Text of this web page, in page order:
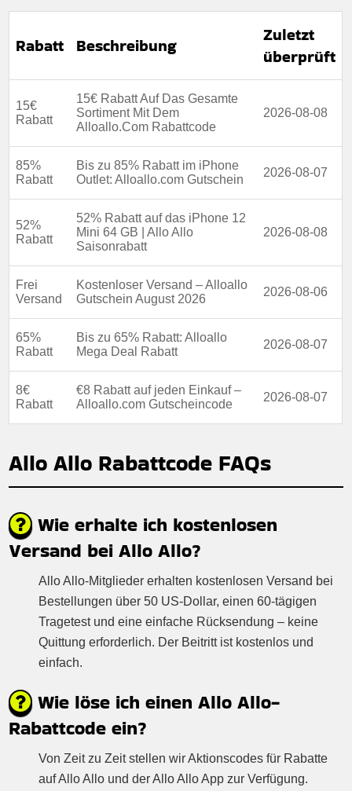
Rabatt Beschreibung
Zuletzt
überprüft
15€
Rabatt
15€ Rabatt Auf Das Gesamte
Sortiment Mit Dem
Alloallo.Com Rabattcode
2026-08-08
85%
Rabatt
Bis zu 85% Rabatt im iPhone
Outlet: Alloallo.com Gutschein
2026-08-07
52%
Rabatt
52% Rabatt auf das iPhone 12
Mini 64 GB | Allo Allo
Saisonrabatt
2026-08-08
Frei
Versand
Kostenloser Versand – Alloallo
Gutschein August 2026
2026-08-06
65%
Rabatt
Bis zu 65% Rabatt: Alloallo
Mega Deal Rabatt
2026-08-07
8€
Rabatt
€8 Rabatt auf jeden Einkauf –
Alloallo.com Gutscheincode
2026-08-07
Allo Allo Rabattcode FAQs
Wie erhalte ich kostenlosen
Versand bei Allo Allo?
Allo Allo-Mitglieder erhalten kostenlosen Versand bei
Bestellungen über 50 US-Dollar, einen 60-tägigen
Tragetest und eine einfache Rücksendung – keine
Quittung erforderlich. Der Beitritt ist kostenlos und
einfach.
Wie löse ich einen Allo Allo-
Rabattcode ein?
Von Zeit zu Zeit stellen wir Aktionscodes für Rabatte
auf Allo Allo und der Allo Allo App zur Verfügung.